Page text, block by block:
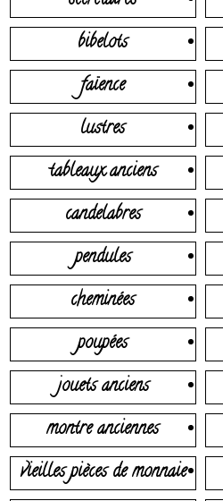
bibelots
faïence
lustres
tableaux anciens
candelabres
pendules
cheminées
poupées
jouets anciens
montre anciennes
vieilles pièces de monnaie